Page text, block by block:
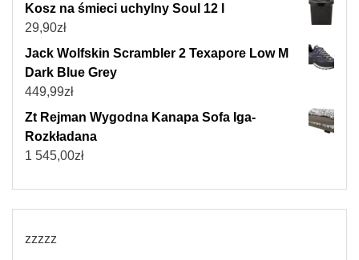
Kosz na śmieci uchylny Soul 12 l
29,90zł
Jack Wolfskin Scrambler 2 Texapore Low M
Dark Blue Grey
449,99zł
Zt Rejman Wygodna Kanapa Sofa Iga-
Rozkładana
1 545,00zł
zzzzz